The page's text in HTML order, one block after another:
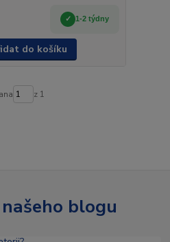
1-2 týdny
do košíku
z 1
blogu